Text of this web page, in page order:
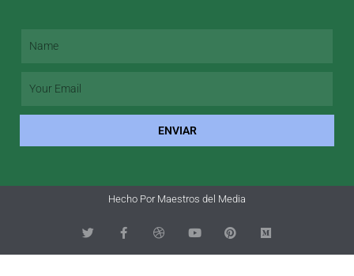
ENVIAR
Hecho Por Maestros del Media